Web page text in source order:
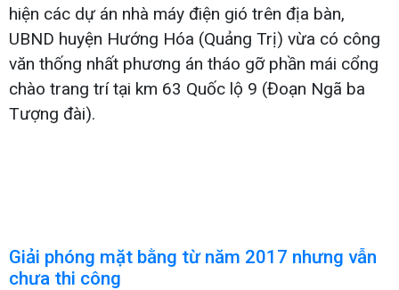
hiện các dự án nhà máy điện gió trên địa bàn,
UBND huyện Hướng Hóa (Quảng Trị) vừa có công
văn thống nhất phương án tháo gỡ phần mái cổng
chào trang trí tại km 63 Quốc lộ 9 (Đoạn Ngã ba
Tượng đài).
Giải phóng mặt bằng từ năm 2017 nhưng vẫn
chưa thi công